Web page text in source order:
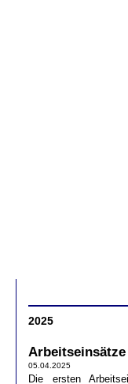
2025
Arbeitseinsätze
05.04.2025
Die ersten